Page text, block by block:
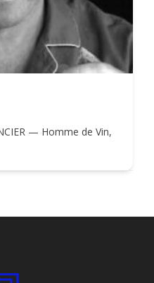
— Homme de Vin,